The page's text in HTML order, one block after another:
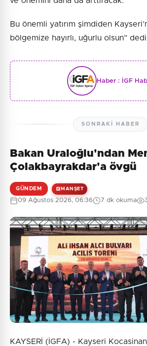
Bu önemli yatırım şimdiden
bölgemize hayırlı, uğurlu olsun”
Haber : İGF
SONRAKI HABER
Bakan Uraloğlu'ndan
Çolakbayrakdar'a övgü
GÜNDEM MANŞET
09 Ağustos 2026, 06:36 7 dk okuma
KAYSERİ (İGFA) - Kayseri